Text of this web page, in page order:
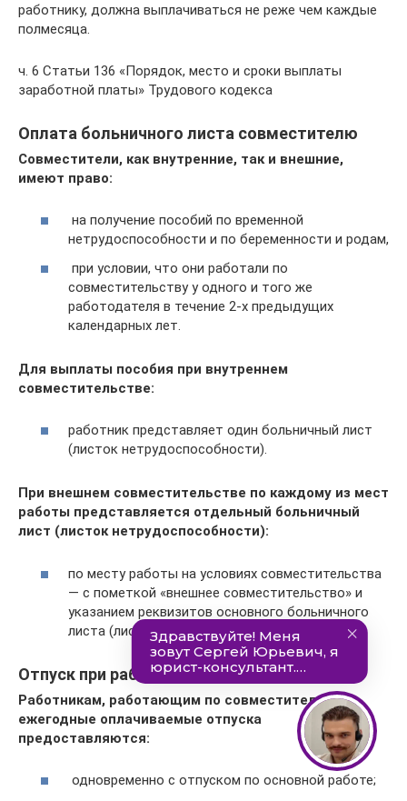
работнику, должна выплачиваться не реже чем каждые
полмесяца.
ч. 6 Статьи 136 «Порядок, место и сроки выплаты
заработной платы» Трудового кодекса
Оплата больничного листа совместителю
Совместители, как внутренние, так и внешние,
имеют право:
на получение пособий по временной
нетрудоспособности и по беременности и родам,
при условии, что они работали по
совместительству у одного и того же
работодателя в течение 2-х предыдущих
календарных лет.
Для выплаты пособия при внутреннем
совместительстве:
работник представляет один больничный лист
(листок нетрудоспособности).
При внешнем совместительстве по каждому из мест
работы представляется отдельный больничный
лист (листок нетрудоспособности):
по месту работы на условиях совместительства
— с пометкой «внешнее совместительство» и
указанием реквизитов основного больничного
листа (листка нетрудоспособности).
Отпуск при работе по совместительству
Работникам, работающим по совместительству,
ежегодные оплачиваемые отпуска
предоставляются:
одновременно с отпуском по основной работе;